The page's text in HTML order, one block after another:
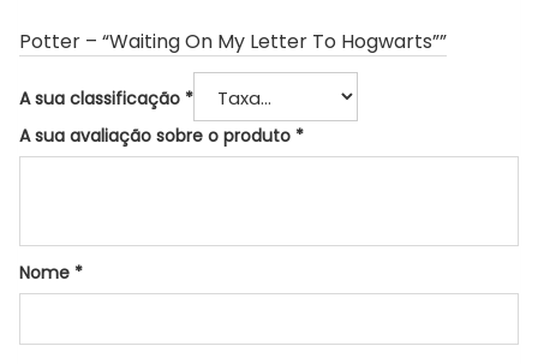
Potter – “Waiting On My Letter To Hogwarts””
A sua classificação *
A sua avaliação sobre o produto *
Nome *